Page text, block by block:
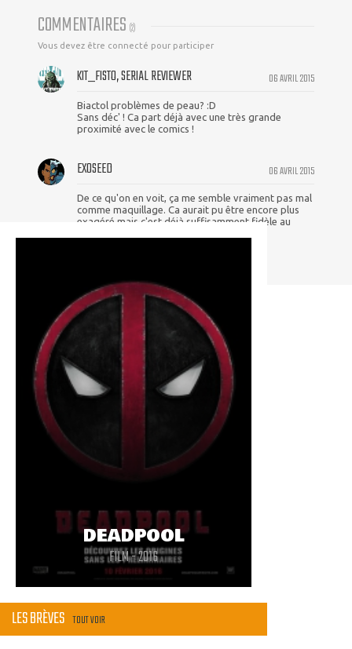
COMMENTAIRES (2)
Vous devez être connecté pour participer
06 AVRIL 2015
KIT_FISTO, SERIAL REVIEWER
Biactol problèmes de peau? :D
Sans déc' ! Ca part déjà avec une très grande
proximité avec le comics !
06 AVRIL 2015
EXOSEED
De ce qu'on en voit, ça me semble vraiment pas mal
comme maquillage. Ca aurait pu être encore plus
exagéré mais c'est déjà suffisamment fidèle au
DEADPOOL
FILM - 2016
LES BRÈVES TOUT VOIR